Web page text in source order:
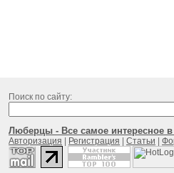
Поиск по сайту:
Люберцы - Все самое интересное в
Авторизация Регистрация Статьи